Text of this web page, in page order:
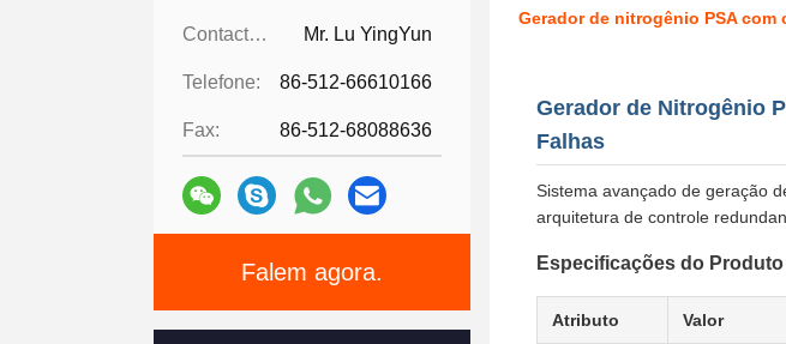
Contactos: Mr. Lu YingYun
Telefone: 86-512-66610166
Fax: 86-512-68088636
Falem agora.
Gerador de nitrogênio PSA
Gerador de Nitrogênio
Falhas
Sistema avançado de geração
arquitetura de controle
Especificações do Produto
Atributo Valor